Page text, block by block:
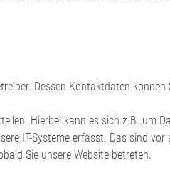
Dessen Kontaktdaten
Hierbei kann es sich z.B. um
IT-Systeme erfasst. Das sind
Sie unsere Website betreten.